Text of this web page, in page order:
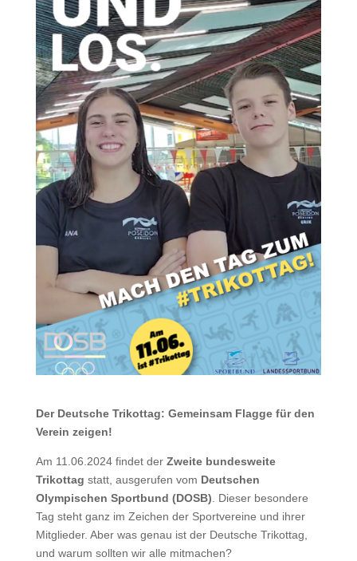
Der Deutsche Trikottag: Gemeinsam Flagge für den
Verein zeigen!
Am 11.06.2024 findet der Zweite bundesweite
Trikottag statt, ausgerufen vom Deutschen
Olympischen Sportbund (DOSB). Dieser besondere
Tag steht ganz im Zeichen der Sportvereine und ihrer
Mitglieder. Aber was genau ist der Deutsche Trikottag,
und warum sollten wir alle mitmachen?